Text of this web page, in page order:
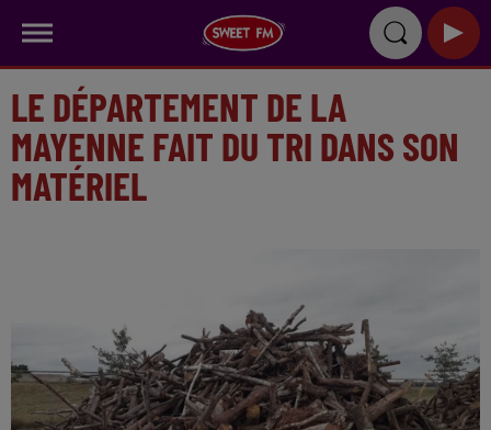
LE DÉPARTEMENT DE LA
MAYENNE FAIT DU TRI DANS SON
MATÉRIEL